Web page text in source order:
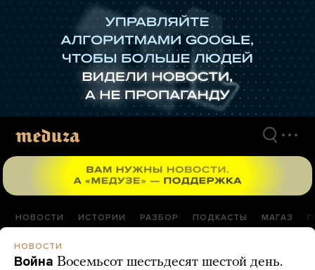
НОВОСТИ ИСТОРИИ РАЗБОР ПОДКАСТЫ МАГАЗ
НОВОСТИ
Война Восемьсот шестьдесят шестой день.